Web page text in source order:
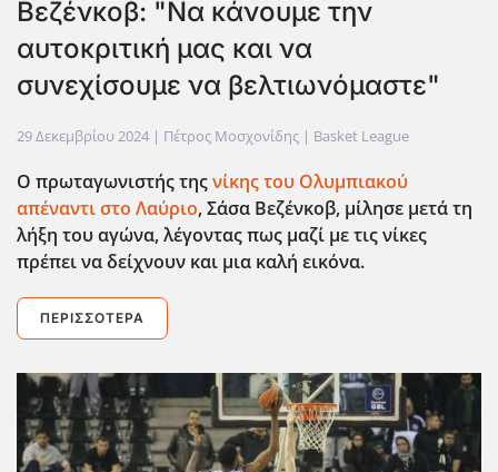
Βεζένκοβ: "Να κάνουμε την
αυτοκριτική μας και να
συνεχίσουμε να βελτιωνόμαστε"
29 Δεκεμβρίου 2024 | Πέτρος Μοσχονίδης | Basket League
Ο πρωταγωνιστής τηςνίκης του Ολυμπιακού
απέναντι στο Λαύριο, Σάσα Βεζένκοβ, μίλησε μετά τη
λήξη του αγώνα, λέγοντας πως μαζί με τις νίκες
πρέπει να δείχνουν και μια καλή εικόνα.
ΠΕΡΙΣΣΌΤΕΡΑ